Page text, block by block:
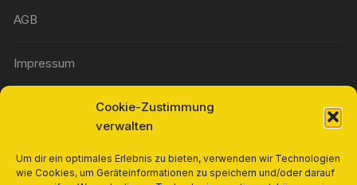
Cookie-Zustimmung
verwalten
Um dir ein optimales Erlebnis zu bieten, verwenden wir Technologien
wie Cookies, um Geräteinformationen zu speichern und/oder darauf
AGB
Impressum
Widerrufsbelehrung